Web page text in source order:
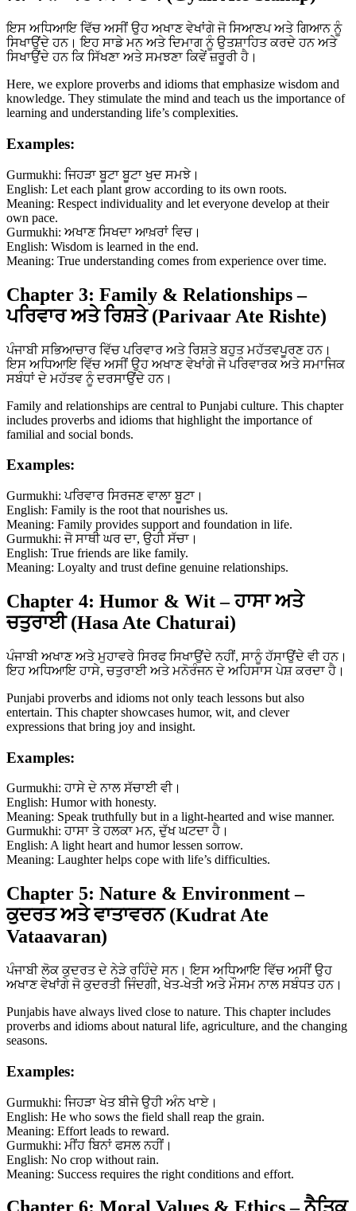
ਇਸ ਅਧਿਆਇ ਵਿੱਚ ਅਸੀਂ ਉਹ ਅਖਾਣ ਵੇਖਾਂਗੇ ਜੋ ਸਿਆਣਪ ਅਤੇ ਗਿਆਨ ਨੂੰ
ਸਿਖਾਉਂਦੇ ਹਨ। ਇਹ ਸਾਡੇ ਮਨ ਅਤੇ ਦਿਮਾਗ ਨੂੰ ਉਤਸ਼ਾਹਿਤ ਕਰਦੇ ਹਨ ਅਤੇ
ਸਿਖਾਉਂਦੇ ਹਨ ਕਿ ਸਿੱਖਣਾ ਅਤੇ ਸਮਝਣਾ ਕਿਵੇਂ ਜ਼ਰੂਰੀ ਹੈ।
Here, we explore proverbs and idioms that emphasize wisdom and
knowledge. They stimulate the mind and teach us the importance of
learning and understanding life’s complexities.
Examples:
Gurmukhi: ਜਿਹੜਾ ਬੂਟਾ ਬੂਟਾ ਖੁਦ ਸਮਝੇ।
English: Let each plant grow according to its own roots.
Meaning: Respect individuality and let everyone develop at their
own pace.
Gurmukhi: ਅਖਾਣ ਸਿਖਦਾ ਆਖ਼ਰਾਂ ਵਿਚ।
English: Wisdom is learned in the end.
Meaning: True understanding comes from experience over time.
Chapter 3: Family & Relationships –
ਪਰਿਵਾਰ ਅਤੇ ਰਿਸ਼ਤੇ (Parivaar Ate Rishte)
ਪੰਜਾਬੀ ਸਭਿਆਚਾਰ ਵਿੱਚ ਪਰਿਵਾਰ ਅਤੇ ਰਿਸ਼ਤੇ ਬਹੁਤ ਮਹੱਤਵਪੂਰਣ ਹਨ।
ਇਸ ਅਧਿਆਇ ਵਿੱਚ ਅਸੀਂ ਉਹ ਅਖਾਣ ਵੇਖਾਂਗੇ ਜੋ ਪਰਿਵਾਰਕ ਅਤੇ ਸਮਾਜਿਕ
ਸਬੰਧਾਂ ਦੇ ਮਹੱਤਵ ਨੂੰ ਦਰਸਾਉਂਦੇ ਹਨ।
Family and relationships are central to Punjabi culture. This chapter
includes proverbs and idioms that highlight the importance of
familial and social bonds.
Examples:
Gurmukhi: ਪਰਿਵਾਰ ਸਿਰਜਣ ਵਾਲਾ ਬੂਟਾ।
English: Family is the root that nourishes us.
Meaning: Family provides support and foundation in life.
Gurmukhi: ਜੋ ਸਾਥੀ ਘਰ ਦਾ, ਉਹੀ ਸੱਚਾ।
English: True friends are like family.
Meaning: Loyalty and trust define genuine relationships.
Chapter 4: Humor & Wit – ਹਾਸਾ ਅਤੇ
ਚਤੁਰਾਈ (Hasa Ate Chaturai)
ਪੰਜਾਬੀ ਅਖਾਣ ਅਤੇ ਮੁਹਾਵਰੇ ਸਿਰਫ ਸਿਖਾਉਂਦੇ ਨਹੀਂ, ਸਾਨੂੰ ਹੱਸਾਉਂਦੇ ਵੀ ਹਨ।
ਇਹ ਅਧਿਆਇ ਹਾਸੇ, ਚਤੁਰਾਈ ਅਤੇ ਮਨੋਰੰਜਨ ਦੇ ਅਹਿਸਾਸ ਪੇਸ਼ ਕਰਦਾ ਹੈ।
Punjabi proverbs and idioms not only teach lessons but also
entertain. This chapter showcases humor, wit, and clever
expressions that bring joy and insight.
Examples:
Gurmukhi: ਹਾਸੇ ਦੇ ਨਾਲ ਸੱਚਾਈ ਵੀ।
English: Humor with honesty.
Meaning: Speak truthfully but in a light-hearted and wise manner.
Gurmukhi: ਹਾਸਾ ਤੇ ਹਲਕਾ ਮਨ, ਦੁੱਖ ਘਟਦਾ ਹੈ।
English: A light heart and humor lessen sorrow.
Meaning: Laughter helps cope with life’s difficulties.
Chapter 5: Nature & Environment –
ਕੁਦਰਤ ਅਤੇ ਵਾਤਾਵਰਨ (Kudrat Ate
Vataavaran)
ਪੰਜਾਬੀ ਲੋਕ ਕੁਦਰਤ ਦੇ ਨੇੜੇ ਰਹਿੰਦੇ ਸਨ। ਇਸ ਅਧਿਆਇ ਵਿੱਚ ਅਸੀਂ ਉਹ
ਅਖਾਣ ਵੇਖਾਂਗੇ ਜੋ ਕੁਦਰਤੀ ਜਿੰਦਗੀ, ਖੇਤ-ਖੇਤੀ ਅਤੇ ਮੌਸਮ ਨਾਲ ਸਬੰਧਤ ਹਨ।
Punjabis have always lived close to nature. This chapter includes
proverbs and idioms about natural life, agriculture, and the changing
seasons.
Examples:
Gurmukhi: ਜਿਹੜਾ ਖੇਤ ਬੀਜੇ ਉਹੀ ਅੰਨ ਖਾਏ।
English: He who sows the field shall reap the grain.
Meaning: Effort leads to reward.
Gurmukhi: ਮੀਂਹ ਬਿਨਾਂ ਫਸਲ ਨਹੀਂ।
English: No crop without rain.
Meaning: Success requires the right conditions and effort.